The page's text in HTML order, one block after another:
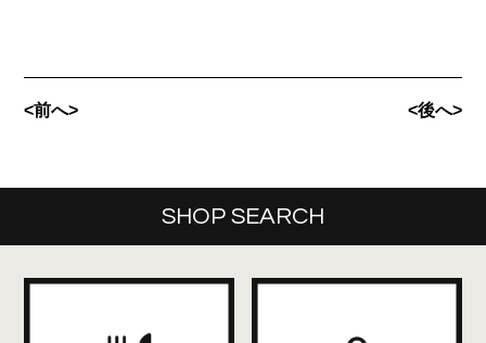
<前へ> <後へ>
SHOP SEARCH